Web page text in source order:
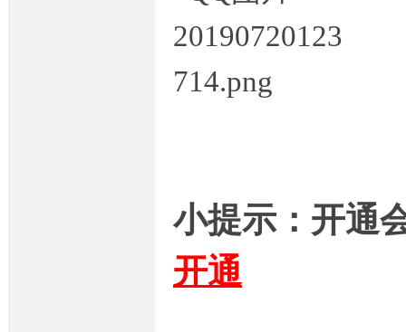
小提示：开通
开通